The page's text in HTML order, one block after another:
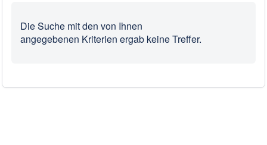
Die Suche mit den von Ihnen
angegebenen Kriterien ergab keine Treffer.